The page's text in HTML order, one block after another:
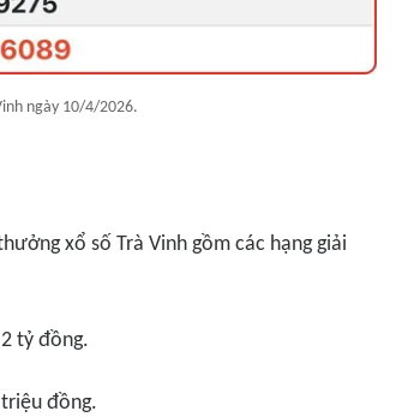
ngày 10/4/2026.
xổ số Trà Vinh gồm các hạng giải
tỷ đồng.
đồng.